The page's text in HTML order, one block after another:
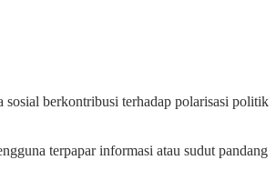
sosial berkontribusi terhadap polarisasi politik
terpapar informasi atau sudut pandang